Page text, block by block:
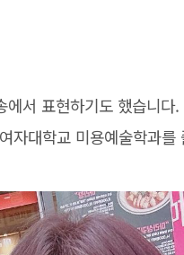
서 표현하기도 했습니다
자대학교 미용예술학과를